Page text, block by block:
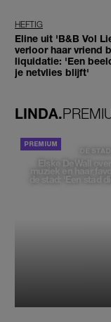
HEFTIG
Eline uit 'B&B Vol
verloor haar vriend
liquidatie: 'Een
je netvlies blijft'
LINDA.
DE STAD
Elske DeWall
muziek en haar
de stad: 'Een stad